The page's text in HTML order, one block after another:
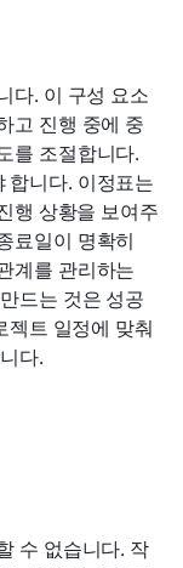
다. 이 구성 요소
고 진행 중에 중
합니다. 이정표는
행 상황을 보여주
료일이 명확히
계를 관리하는
드는 것은 성공
젝트 일정에 맞춰
다.
수 없습니다. 작